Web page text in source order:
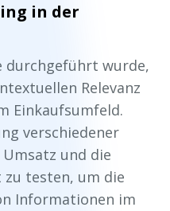
in der
durchgeführt wurde,
Relevanz
Einkaufsumfeld.
verschiedener
und die
testen, um die
Informationen im